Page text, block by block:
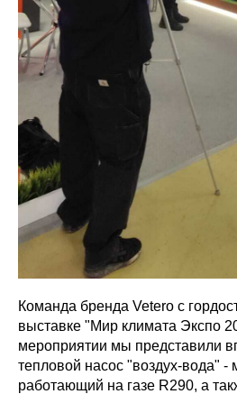
Команда бренда Vetero с
выставке "Мир климата Экспо
мероприятии мы представили
тепловой насос "воздух-вода" -
работающий на газе R290, а